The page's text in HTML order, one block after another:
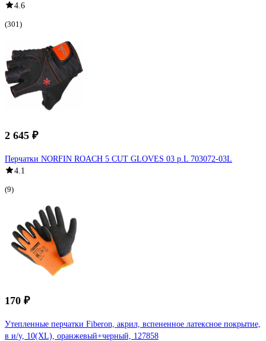
4.6
(301)
2 645 ₽
Перчатки NORFIN ROACH 5 CUT GLOVES 03 р.L 703072-03L
4.1
(9)
170 ₽
Утепленные перчатки Fiberon, акрил, вспененное латексное покрытие,
в и/у, 10(XL), оранжевый+черный, 127858